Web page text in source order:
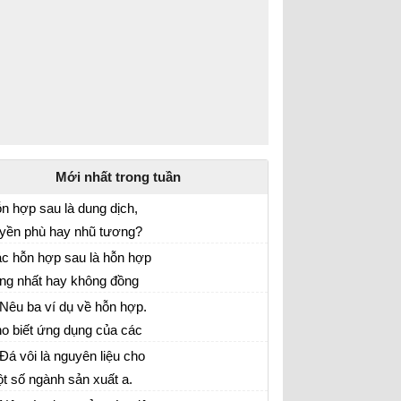
Mới nhất trong tuần
hợp sau là dung dịch,
phù hay nhũ tương?
hỗn hợp sau là hỗn hợp
nhất hay không đồng
a. Cà phê đá b. Nước
ba ví dụ về hỗn hợp.
biết ứng dụng của các
hợp đó.
vôi là nguyên liệu cho
số ngành sản xuất a.